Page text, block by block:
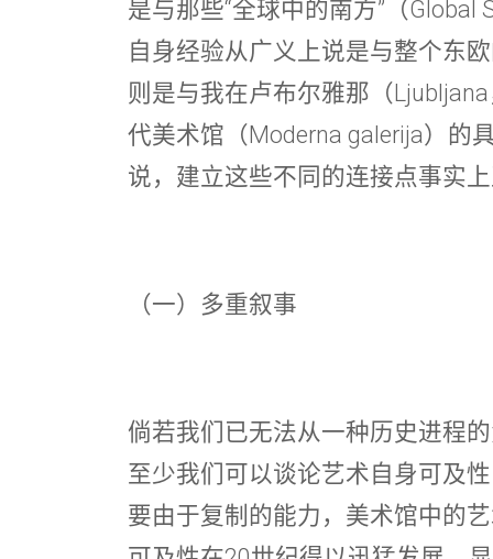
是与那些“全球中的南方”（
自身经验从广义上说是与整个东
则是与我在卢布尔雅那（
代美术馆（Moderna galerija）的
说，建立这些不同的连接点事实
（一）多重叙事
倘若我们已无法从一种历史进程
至少我们可以谈论艺术自身可及
要由于复制的能力，美术馆中的